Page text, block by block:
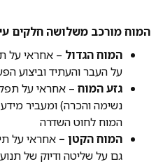
המוח מורכב משלושה חלקים
המוח הגדול – אחראי על
על העבר והעתיד וביצוע
גזע המוח– אחראי על
נשימה והכרה) ומעביר מידע
המוח לחוט השדרה
המוח הקטן – אחראי על
גם על שליטה ודיוק של